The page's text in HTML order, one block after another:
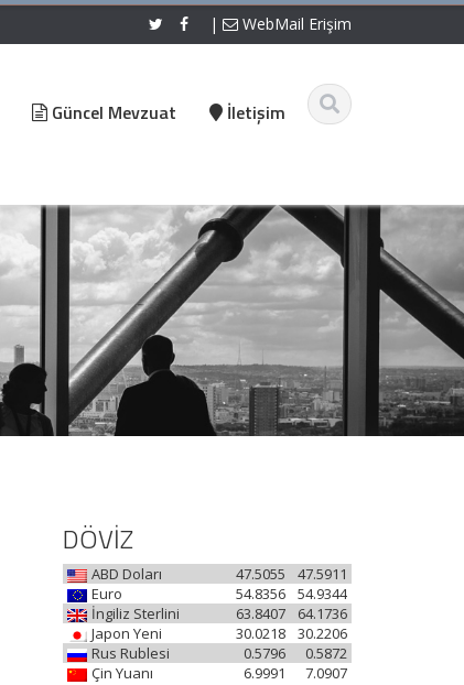
| WebMail Erişim
Güncel Mevzuat İletişim
DÖVİZ
ABD Doları 47.5911
47.5055
Euro
54.9344
54.8356
İngiliz Sterlini
64.1736
63.8407
Japon Yeni
30.2206
30.0218
Rus Rublesi
0.5872
0.5796
Çin Yuanı
7.0907
6.9991